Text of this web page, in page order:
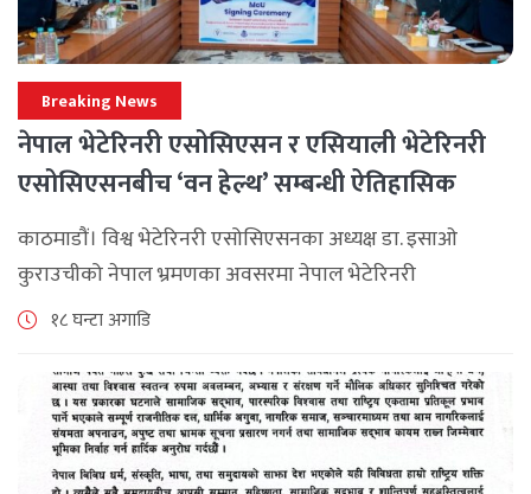
Breaking News
नेपाल भेटेरिनरी एसोसिएसन र एसियाली भेटेरिनरी
एसोसिएसनबीच ‘वन हेल्थ’ सम्बन्धी ऐतिहासिक
समझदारी
काठमाडौं। विश्व भेटेरिनरी एसोसिएसनका अध्यक्ष डा. इसाओ
कुराउचीको नेपाल भ्रमणका अवसरमा नेपाल भेटेरिनरी
एसोसिएसनले अन्तर्राष्ट्रिय सहकार्यलाई नयाँ उचाइमा पुर्‍याउँदै
जनाएको छ। भ्रमणका क्रममा विश्व [...]
१८ घन्टा अगाडि